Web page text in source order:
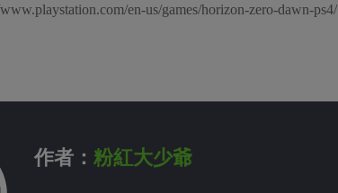
en-us/games/horizon-zero-dawn-ps4/
作者： 粉紅大少爺